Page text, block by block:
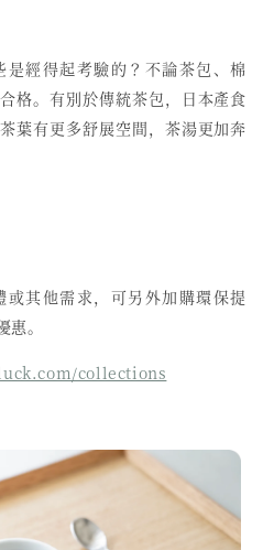
經得起考驗的？不論茶包、棉
格。有別於傳統茶包，日本產食
葉有更多舒展空間，茶湯更加奔
其他需求，可另外加購環保提
。
collections